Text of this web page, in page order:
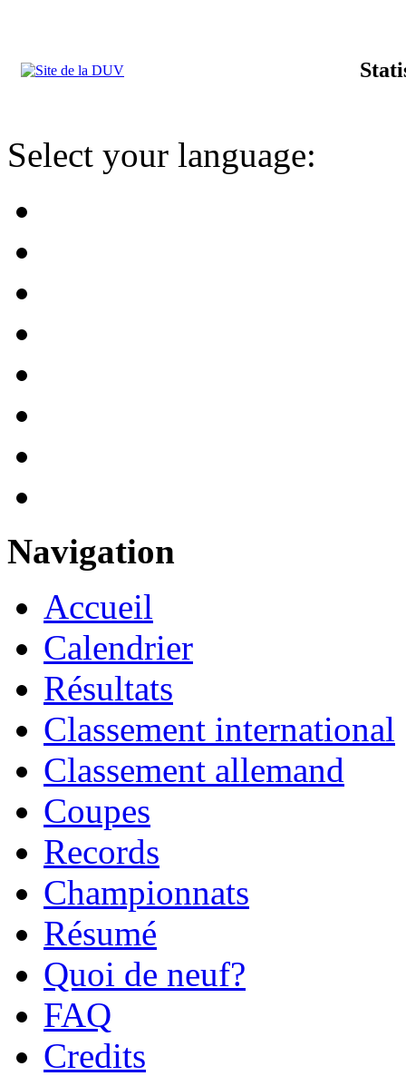
Select your language:
Navigation
Accueil
Calendrier
Résultats
Classement international
Classement allemand
Coupes
Records
Championnats
Résumé
Quoi de neuf?
FAQ
Credits